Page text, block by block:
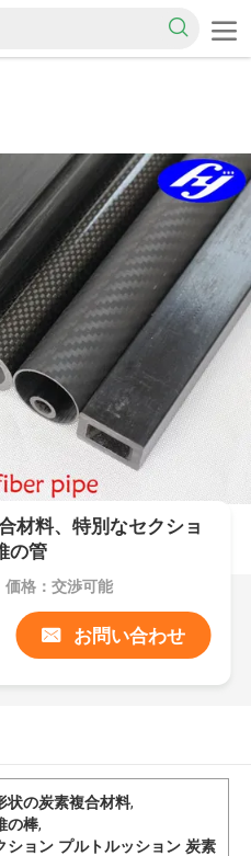
材料、特別なセクショ
の管
価格：交渉可能
お問い合わせ
状の炭素複合材料,
の棒,
ション プルトルッション 炭素